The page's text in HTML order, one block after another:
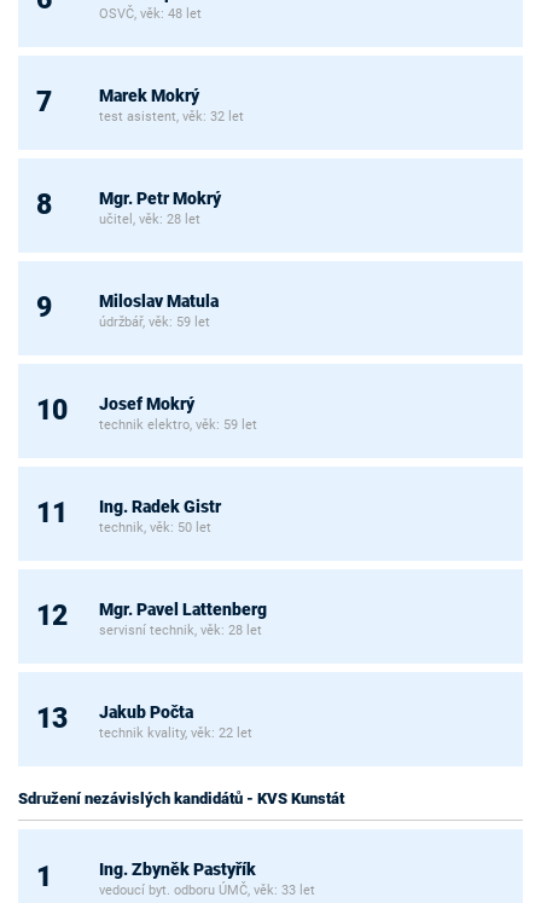
OSVČ, věk: 48 let
7 Marek Mokrý
test asistent, věk: 32 let
8 Mgr. Petr Mokrý
učitel, věk: 28 let
9 Miloslav Matula
údržbář, věk: 59 let
10 Josef Mokrý
technik elektro, věk: 59 let
11 Ing. Radek Gistr
technik, věk: 50 let
12 Mgr. Pavel Lattenberg
servisní technik, věk: 28 let
13 Jakub Počta
technik kvality, věk: 22 let
Sdružení nezávislých kandidátů - KVS Kunstát
1 Ing. Zbyněk Pastyřík
vedoucí byt. odboru ÚMČ, věk: 33 let